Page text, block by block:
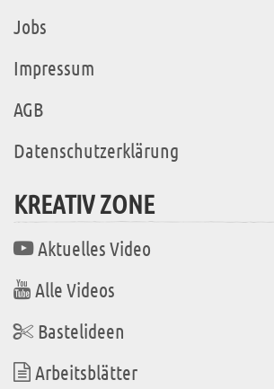
Jobs
Impressum
AGB
Datenschutzerklärung
KREATIV ZONE
Aktuelles Video
Alle Videos
Bastelideen
Arbeitsblätter